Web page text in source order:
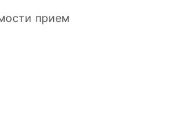
прием